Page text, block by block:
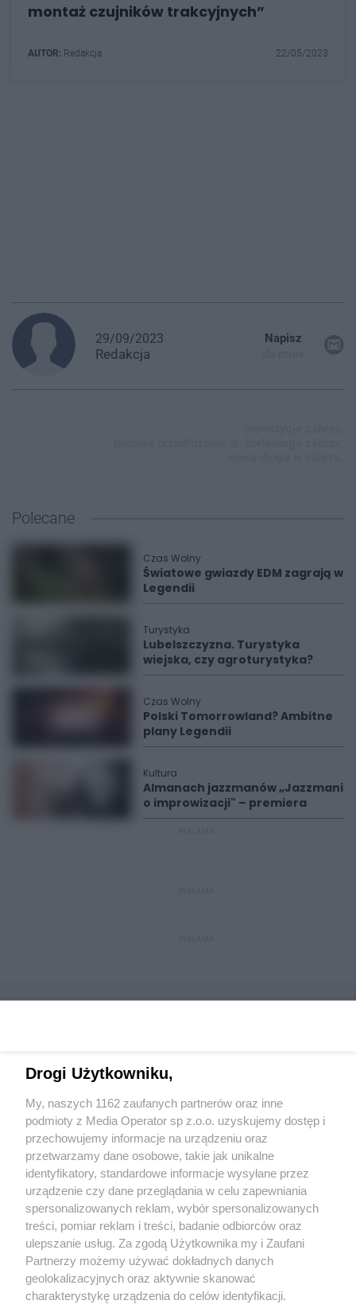
montaż czujników trakcyjnych”
AUTOR: Redakcja 22/05/2023
29/09/2023
Redakcja
Napisz
Polecane
Czas Wolny
Światowe gwiazdy EDM zagrają w
Legendii
Turystyka
Lubelszczyzna. Turystyka
wiejska, czy agroturystyka?
Czas Wolny
Polski Tomorrowland? Ambitne
plany Legendii
Kultura
Almanach jazzmanów „Jazzmani
o improwizacji" – premiera
Wydawca mediów
Nie zapomnij
zapoznać się z:
polityką prywatności regulamin korzystania z portali
Twojemiasto
Piekary Śląskie
Chorzów
Tarnowskie Góry
Ruda Śląska
Świętochłowice
Skontakuj sięz nami
Kontakt
Wydawca
Redakcja
Reklama
Drogi Użytkowniku,
My, naszych 1162 zaufanych partnerów oraz inne
podmioty z Media Operator sp z.o.o. uzyskujemy dostęp i
przechowujemy informacje na urządzeniu oraz
przetwarzamy dane osobowe, takie jak unikalne
identyfikatory, standardowe informacje wysyłane przez
urządzenie czy dane przeglądania w celu zapewniania
spersonalizowanych reklam, wybór spersonalizowanych
treści, pomiar reklam i treści, badanie odbiorców oraz
ulepszanie usług. Za zgodą Użytkownika my i Zaufani
Partnerzy możemy używać dokładnych danych
geolokalizacyjnych oraz aktywnie skanować
charakterystykę urządzenia do celów identyfikacji.